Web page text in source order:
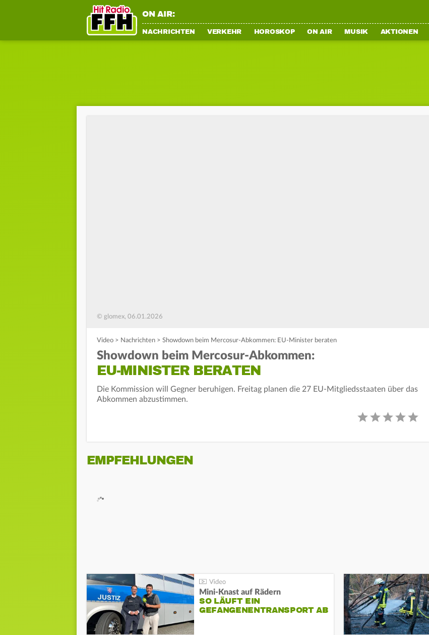
ON AIR:
NACHRICHTEN VERKEHR HOROSKOP ON AIR MUSIK AKTIONEN
© glomex, 06.01.2026
Video > Nachrichten > Showdown beim Mercosur-Abkommen: EU-Minister beraten
Showdown beim Mercosur-Abkommen:
EU-MINISTER BERATEN
Die Kommission will Gegner beruhigen. Freitag planen die 27 EU-Mitgliedsstaaten über das
Abkommen abzustimmen.
EMPFEHLUNGEN
Mini-Knast auf Rädern
SO LÄUFT EIN
GEFANGENENTRANSPORT AB